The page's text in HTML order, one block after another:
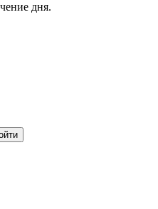
дня.